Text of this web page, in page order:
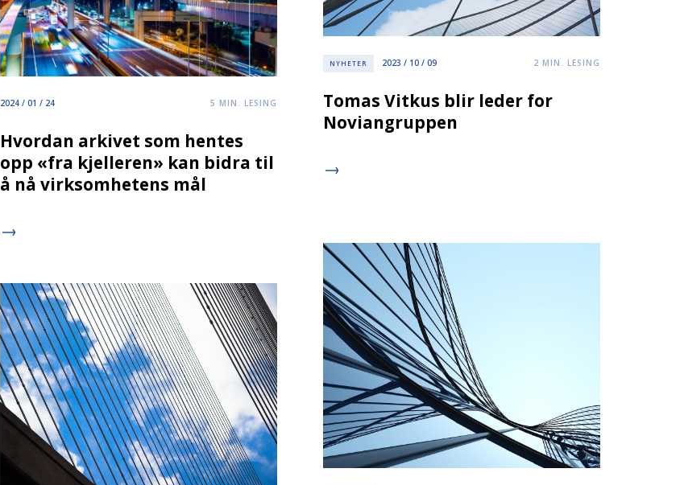
2024 / 01 / 24 5 MIN. LESING
Hvordan arkivet som hentes
opp «fra kjelleren» kan bidra til
å nå virksomhetens mål
NYHETER 2023 / 10 / 09 2 MIN. LESING
Tomas Vitkus blir leder for
Noviangruppen